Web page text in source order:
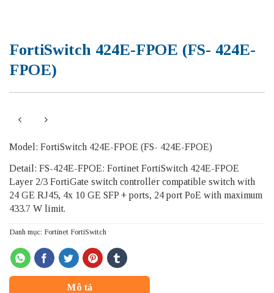
FortiSwitch 424E-FPOE (FS- 424E-
FPOE)
Model: FortiSwitch 424E-FPOE (FS- 424E-FPOE)
Detail: FS-424E-FPOE: Fortinet FortiSwitch 424E-FPOE
Layer 2/3 FortiGate switch controller compatible switch with
24 GE RJ45, 4x 10 GE SFP + ports, 24 port PoE with maximum
433.7 W limit.
Danh mục: Fortinet FortiSwitch
Mô tả